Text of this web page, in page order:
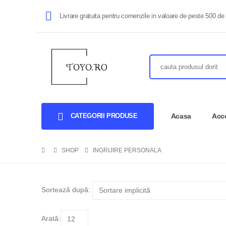
Livrare gratuita pentru comenzile in valoare de peste 500 de
CATEGORII PRODUSE Acasa
SHOP INGRIJIRE PERSONALA
Sortează după:
Arată: